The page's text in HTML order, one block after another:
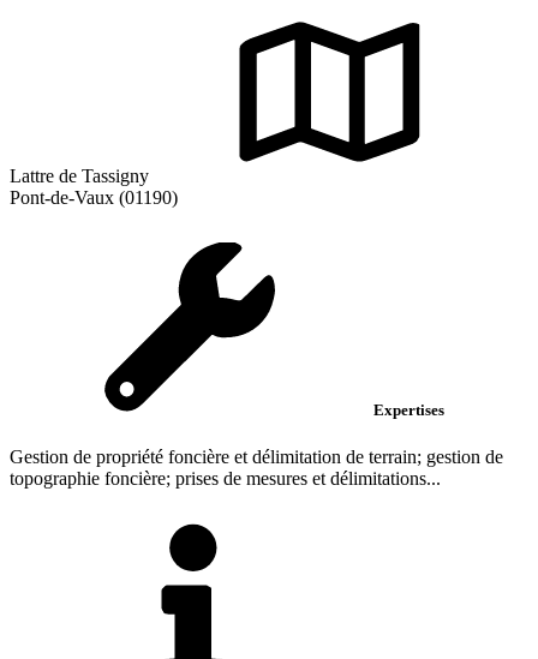
Lattre de Tassigny
Pont-de-Vaux (01190)
Expertises
Gestion de propriété foncière et délimitation de terrain; gestion de
topographie foncière; prises de mesures et délimitations...